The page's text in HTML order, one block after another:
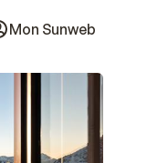
Mon Sunweb